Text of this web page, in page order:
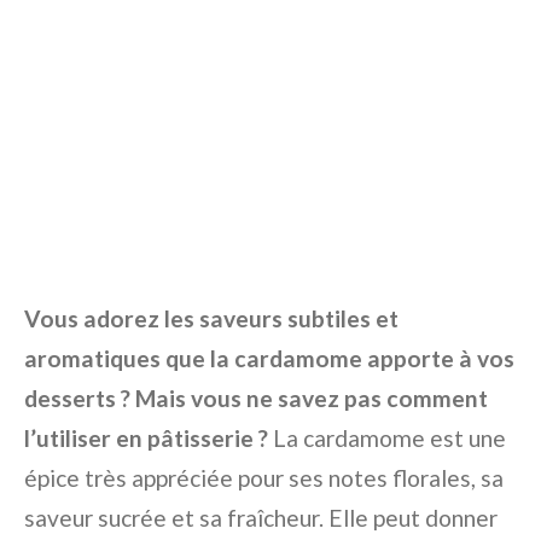
Vous adorez les saveurs subtiles et
aromatiques que la cardamome apporte à vos
desserts ? Mais vous ne savez pas comment
l’utiliser en pâtisserie ? La cardamome est une
épice très appréciée pour ses notes florales, sa
saveur sucrée et sa fraîcheur. Elle peut donner